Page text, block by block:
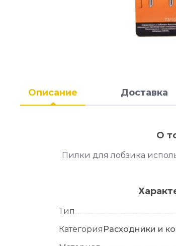
Описание Доставка
О
Пилки для лобзика
Тип
Категория Расходники и